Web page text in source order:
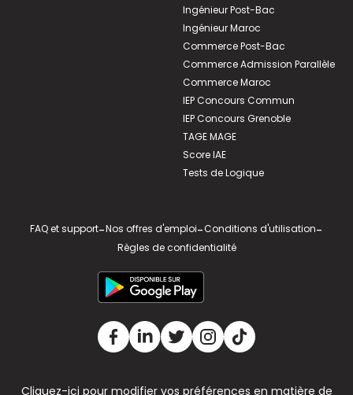
Ingénieur Post-Bac
Ingénieur Maroc
Commerce Post-Bac
Commerce Admission Parallèle
Commerce Maroc
IEP Concours Commun
IEP Concours Grenoble
TAGE MAGE
Score IAE
Tests de Logique
FAQ et support-Nos offres d'emploi-Conditions d'utilisation-
Règles de confidentialité
Cliquez-ici pour modifier vos préférences en matière de